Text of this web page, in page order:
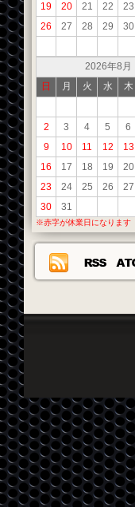
19
20 21 22 23
26
27 28 29 30
2026年8月
日
月 火 水 木
2
3 4 5 6
9
10 11 12 13
16
17 18 19 20
23
24 25 26 27
30
31
※赤字が休業日になります